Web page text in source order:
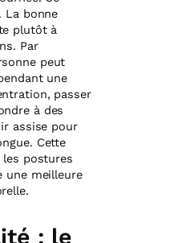
La bonne
plutôt à
Par
peut
une
passer
à des
assise pour
Cette
postures
une meilleure
: le